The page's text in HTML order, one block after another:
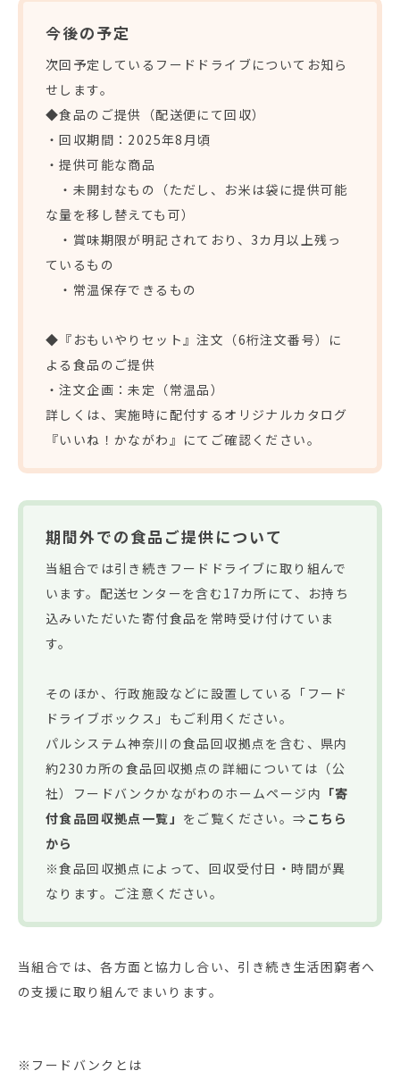
今後の予定
次回予定しているフードドライブについてお知ら
せします。
◆食品のご提供（配送便にて回収）
・回収期間：2025年8月頃
・提供可能な商品
・未開封なもの（ただし、お米は袋に提供可能
な量を移し替えても可）
・賞味期限が明記されており、3カ月以上残っ
ているもの
・常温保存できるもの
◆『おもいやりセット』注文（6桁注文番号）に
よる食品のご提供
・注文企画：未定（常温品）
詳しくは、実施時に配付するオリジナルカタログ
『いいね！かながわ』にてご確認ください。
期間外での食品ご提供について
当組合では引き続きフードドライブに取り組んで
います。配送センターを含む17カ所にて、お持ち
込みいただいた寄付食品を常時受け付けていま
す。
そのほか、行政施設などに設置している「フード
ドライブボックス」もご利用ください。
パルシステム神奈川の食品回収拠点を含む、県内
約230カ所の食品回収拠点の詳細については（公
社）フードバンクかながわのホームページ内 「寄
付食品回収拠点一覧」 をご覧ください。⇒ こちら
から
※食品回収拠点によって、回収受付日・時間が異
なります。ご注意ください。
当組合では、各方面と協力し合い、引き続き生活困窮者へ
の支援に取り組んでまいります。
※フードバンクとは